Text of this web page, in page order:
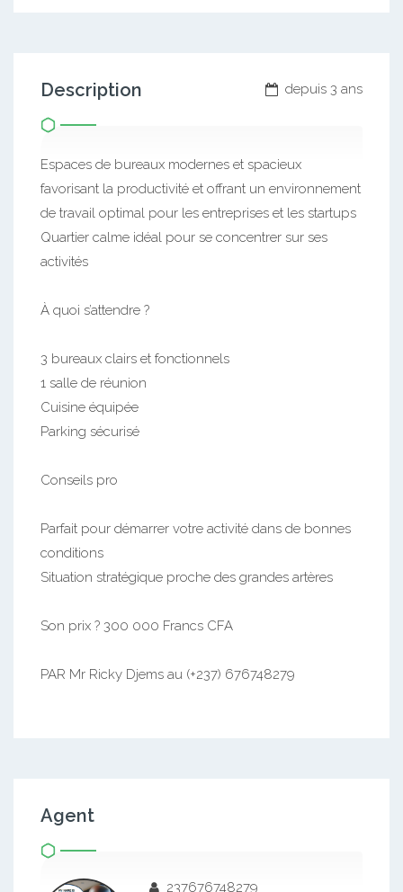
depuis 3 ans
Description
Espaces de bureaux modernes et spacieux
favorisant la productivité et offrant un environnement
de travail optimal pour les entreprises et les startups
Quartier calme idéal pour se concentrer sur ses
activités
À quoi s’attendre ?
3 bureaux clairs et fonctionnels
1 salle de réunion
Cuisine équipée
Parking sécurisé
Conseils pro
Parfait pour démarrer votre activité dans de bonnes
conditions
Situation stratégique proche des grandes artères
Son prix ? 300 000 Francs CFA
PAR Mr Ricky Djems au (+237) 676748279
Agent
237676748279